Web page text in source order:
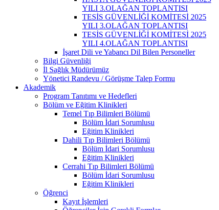
YILI 3.OLAĞAN TOPLANTISI
TESİS GÜVENLİĞİ KOMİTESİ 2025
YILI 3.OLAĞAN TOPLANTISI
TESİS GÜVENLİĞİ KOMİTESİ 2025
YILI 4.OLAĞAN TOPLANTISI
İşaret Dili ve Yabancı Dil Bilen Personeller
Bilgi Güvenliği
İl Sağlık Müdürümüz
Yönetici Randevu / Görüşme Talep Formu
Akademik
Program Tanıtımı ve Hedefleri
Bölüm ve Eğitim Klinikleri
Temel Tıp Bilimleri Bölümü
Bölüm İdari Sorumlusu
Eğitim Klinikleri
Dahili Tıp Bilimleri Bölümü
Bölüm İdari Sorumlusu
Eğitim Klinikleri
Cerrahi Tıp Bilimleri Bölümü
Bölüm İdari Sorumlusu
Eğitim Klinikleri
Öğrenci
Kayıt İşlemleri